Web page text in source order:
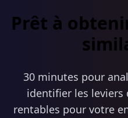
Prêt à
30 minutes pour
identifier les leviers
rentables pour votre